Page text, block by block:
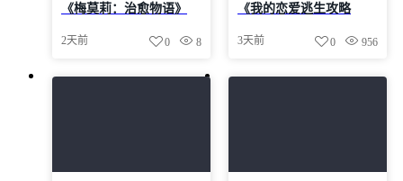
《梅莫莉：治愈物语》
中免安装-简中607.7MB
2天前 8
0
《我的恋爱逃生攻略
24490575官中免安装-简
3天前 956
0